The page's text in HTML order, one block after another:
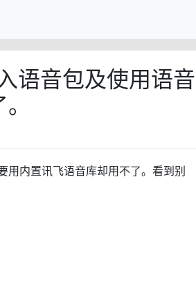
语音包及使用语音
用内置讯飞语音库却用不了。看到别